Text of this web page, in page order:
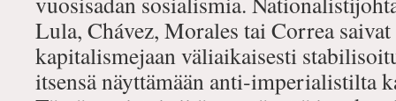
Lula, Chávez, Morales tai Correa
kapitalismejaan väliaikaisesti
itsensä näyttämään anti‐imperialistilta